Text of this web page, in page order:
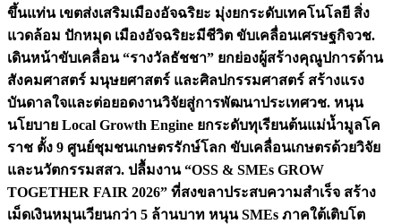
ขึ้นแท่น เขตส่งเสริมเมืองอัจฉริยะ มุ่งยกระดับเทคโนโลยี สิ่ง
แวดล้อม ปักหมุด เมืองอัจฉริยะมีชีวิต ขับเคลื่อนเศรษฐกิจวช.
เดินหน้าขับเคลื่อน “รางวัลธัชชา” ยกย่องผู้สร้างคุณูปการด้าน
สังคมศาสตร์ มนุษยศาสตร์ และศิลปกรรมศาสตร์ สร้างแรง
บันดาลใจและต่อยอดงานวิจัยสู่การพัฒนาประเทศวช. หนุน
นโยบาย Local Growth Engine ยกระดับทุเรียนต้นแม่น้ำมูลโค
ราช ตั้ง 9 ศูนย์ชุมชนเกษตรรักษ์โลก ขับเคลื่อนเกษตรด้วยวิจัย
และนวัตกรรมสสว. ปลื้มงาน “OSS & SMEs GROW
TOGETHER FAIR 2026” ที่สงขลาประสบความสำเร็จ สร้าง
เม็ดเงินหมุนเวียนกว่า 5 ล้านบาท หนุน SMEs ภาคใต้เติบโต